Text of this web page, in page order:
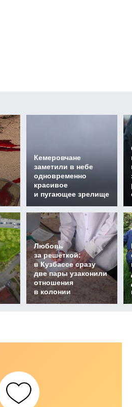
Кемеровчане
заметили в небе
одновременно
красивое
и пугающее зрелище
Любовь
за решёткой:
в Кузбассе сразу
две пары узаконили
отношения
в колонии